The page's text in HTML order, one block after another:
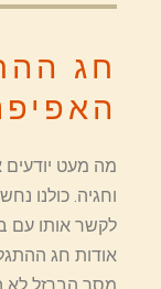
חג
מה מעט יודעים
וחגיה. כולנו
לקשר אותו עם
אודות חג